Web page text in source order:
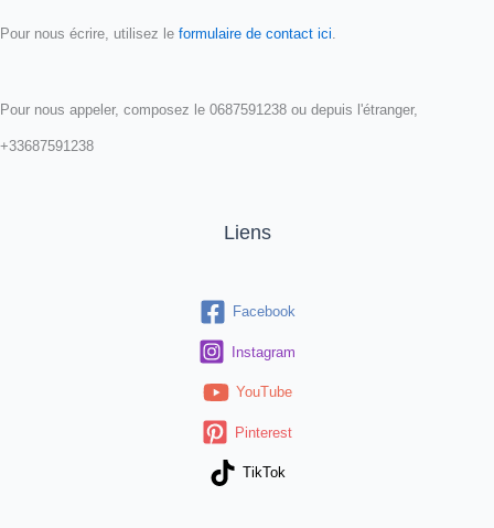
Pour nous écrire, utilisez le formulaire de contact ici
Pour nous appeler, composez le 0687591238 ou depuis l'étranger,
+33687591238
Liens
Facebook
Instagram
YouTube
Pinterest
TikTok